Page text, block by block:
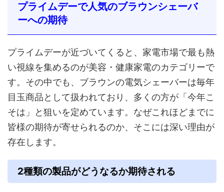
プライムデーで人気のブラウンシェーバ
ーへの期待
プライムデーが近づいてくると、家電市場で最も熱
い視線を集めるのが美容・健康家電のカテゴリーで
す。その中でも、ブラウンの電気シェーバーは毎年
目玉商品として扱われており、多くの方が「今年こ
そは」と狙いを定めています。なぜこれほどまでに
皆様の期待が寄せられるのか、そこには深い理由が
存在します。
2種類の製品がどうなるか期待される